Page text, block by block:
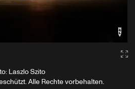
Laszlo Szito
Alle Rechte vorbehalten.